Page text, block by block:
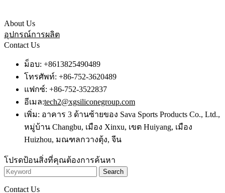
About Us
อุปกรณ์การผลิต
Contact Us
ม็อบ: +8613825490489
โทรศัพท์: +86-752-3620489
แฟกซ์: +86-752-3522837
อีเมล:tech2@xgsiliconegroup.com
เพิ่ม: อาคาร 3 ด้านซ้ายของ Sava Sports Products Co., Ltd.,
หมู่บ้าน Changbu, เมือง Xinxu, เขต Huiyang, เมือง
Huizhou, มณฑลกวางตุ้ง, จีน
โปรดป้อนสิ่งที่คุณต้องการค้นหา
Contact Us